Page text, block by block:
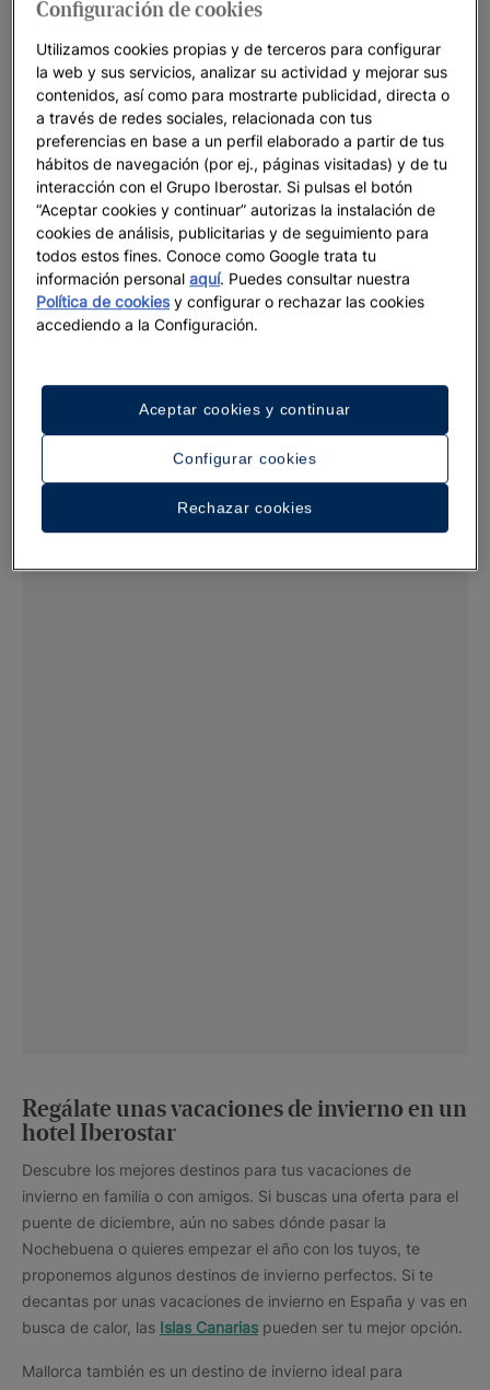
Regálate unas vacaciones de invierno en un
hotel Iberostar
Descubre los mejores destinos para tus vacaciones de
invierno en familia o con amigos. Si buscas una oferta para el
puente de diciembre, aún no sabes dónde pasar la
Nochebuena o quieres empezar el año con los tuyos, te
proponemos algunos destinos de invierno perfectos. Si te
decantas por unas vacaciones de invierno en España y vas en
busca de calor, las Islas Canarias pueden ser tu mejor opción.
Mallorca también es un destino de invierno ideal para
Configuración de cookies
Utilizamos cookies propias y de terceros para configurar
la web y sus servicios, analizar su actividad y mejorar sus
contenidos, así como para mostrarte publicidad, directa o
a través de redes sociales, relacionada con tus
preferencias en base a un perfil elaborado a partir de tus
hábitos de navegación (por ej., páginas visitadas) y de tu
interacción con el Grupo Iberostar. Si pulsas el botón
“Aceptar cookies y continuar” autorizas la instalación de
cookies de análisis, publicitarias y de seguimiento para
todos estos fines. Conoce como Google trata tu
información personalaquí. Puedes consultar nuestra
Política de cookiesy configurar o rechazar las cookies
accediendo a la Configuración.
Configurar cookies
Rechazar cookies
Aceptar cookies y continuar